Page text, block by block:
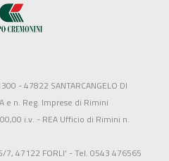
- 47822 SANTARCANGELO DI
e n. Reg. Imprese di Rimini
i.v. - REA Ufficio di Rimini n.
7, 47122 FORLI' - Tel. 0543 476565